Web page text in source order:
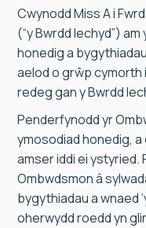
Cwynodd Miss A i
(“y Bwrdd Iechyd”)
honedig a
aelod o grŵp cymorth
redeg gan y Bwrdd
Penderfynodd yr
ymosodiad honedig, a
amser iddi ei ystyried.
Ombwdsmon â
bygythiadau a wnaed
oherwydd roedd yn